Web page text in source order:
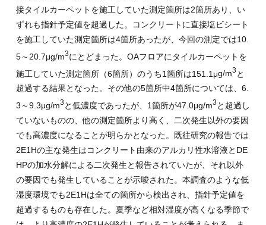
接タイルカーペットを施工していた測定箇所は2箇所あり、い
ずれも指針予定値を超過した。コンクリートに直接塩ビシート
を施工していた測定箇所は4箇所あったが、今回の測定では10.
5～ 20.7μg/m3にとどまった。 OAフロアにタイルカーペットを
施工していた測定箇所（6箇所）のうち1箇所は151.1 μg/m3 と
超過する結果となった。その他の5箇所中4箇所については、 6.
3 ～9.3μg/m3 と低濃度であったが、1箇所が47.0μg/m3 と超過し
ていないものの、他の測定箇所より高く、二次発生以外の要因
でも高濃度になることが明らかとなった。既往研究の報告では
2E1Hの主な発生はコンクリート由来のアルカリ性水溶液と DE
HPの加水分解による二次発生と報告されていたが、それ以外
の要因でも発生していることが示唆された。本調査のような低
湿度環境でも2E1Hは全ての箇所から検出され、指針予定値を
超過するものも存在した。夏季など相対湿度が高くなる季節で